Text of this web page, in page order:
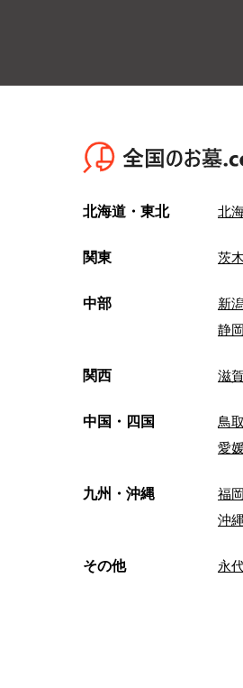
北海道・東北 北
関東 茨
中部 新
静
関西 滋
中国・四国 鳥
愛
九州・沖縄 福
沖
その他 永